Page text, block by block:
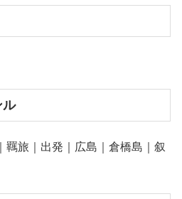
ル
羈旅｜出発｜広島｜倉橋島｜叙